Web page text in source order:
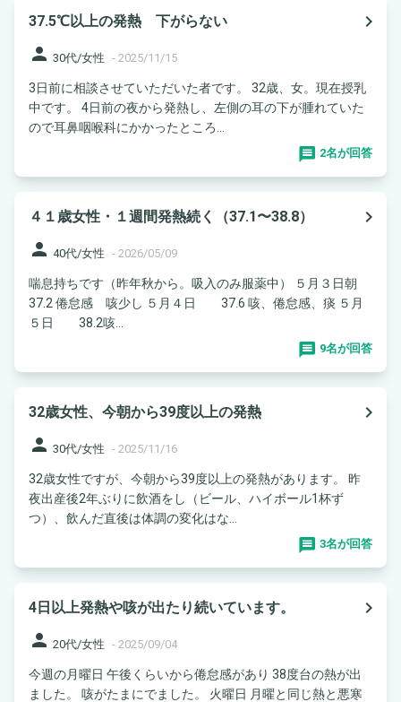
37.5℃以上の発熱 下がらない
navigate_next
person 30代/女性 - 2025/11/15
3日前に相談させていただいた者です。 32歳、女。現在授乳
中です。 4日前の夜から発熱し、左側の耳の下が腫れていた
ので耳鼻咽喉科にかかったところ...
2名が回答
４１歳女性・１週間発熱続く（37.1〜38.8）
navigate_next
person 40代/女性 - 2026/05/09
喘息持ちです（昨年秋から。吸入のみ服薬中） ５月３日朝
37.2 倦怠感 咳少し ５月４日 37.6 咳、倦怠感、痰 ５月
５日 38.2咳...
9名が回答
32歳女性、今朝から39度以上の発熱
navigate_next
person 30代/女性 - 2025/11/16
32歳女性ですが、今朝から39度以上の発熱があります。 昨
夜出産後2年ぶりに飲酒をし（ビール、ハイボール1杯ず
つ）、飲んだ直後は体調の変化はな...
3名が回答
4日以上発熱や咳が出たり続いています。
navigate_next
person 20代/女性 - 2025/09/04
今週の月曜日 午後くらいから倦怠感があり 38度台の熱が出
ました。 咳がたまにでました。 火曜日 月曜と同じ熱と悪寒